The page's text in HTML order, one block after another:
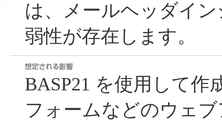
は、メールヘッダイ
弱性が存在します。
BASP21 を使用して作
フォームなどのウェ